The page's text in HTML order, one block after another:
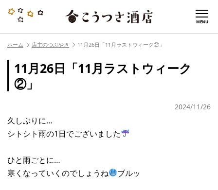
MENU
ホーム 店主のつぶやき 11月26日「11月ラストウィーク②」
11月26日「11月ラストウィーク
②」
2024/11/26
久しぶりに…
シトシト雨の1日でございました
ひと雨ごとに…
寒くなっていくのでしょうね
ブルッ